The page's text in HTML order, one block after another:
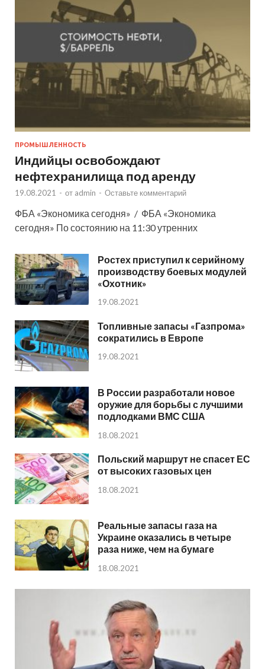
ПРОМЫШЛЕННОСТЬ
Индийцы освобождают
нефтехранилища под аренду
19.08.2021 - от admin - Оставьте комментарий
ФБА «Экономика сегодня» / ФБА «Экономика
сегодня» По состоянию на 11:30 утренних
Ростех приступил к серийному
производству боевых модулей
«Охотник»
19.08.2021
Топливные запасы «Газпрома»
сократились в Европе
19.08.2021
В России разработали новое
оружие для борьбы с лучшими
подлодками ВМС США
18.08.2021
Польский маршрут не спасет ЕС
от высоких газовых цен
18.08.2021
Реальные запасы газа на
Украине оказались в четыре
раза ниже, чем на бумаге
18.08.2021